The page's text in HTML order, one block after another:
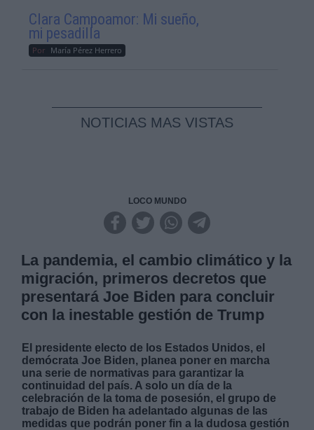
Clara Campoamor: Mi sueño,
mi pesadilla
Por María Pérez Herrero
NOTICIAS MAS VISTAS
LOCO MUNDO
La pandemia, el cambio climático y la
migración, primeros decretos que
presentará Joe Biden para concluir
con la inestable gestión de Trump
El presidente electo de los Estados Unidos, el
demócrata Joe Biden, planea poner en marcha
una serie de normativas para garantizar la
continuidad del país. A solo un día de la
celebración de la toma de posesión, el grupo de
trabajo de Biden ha adelantado algunas de las
medidas que podrán poner fin a la dudosa gestión